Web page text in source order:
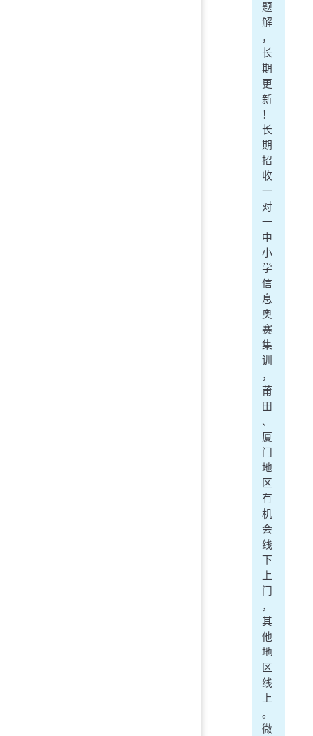
题
解
，
长
期
更
新
！
长
期
招
收
一
对
一
中
小
学
信
息
奥
赛
集
训
，
莆
田
、
厦
门
地
区
有
机
会
线
下
上
门
，
其
他
地
区
线
上
。
微